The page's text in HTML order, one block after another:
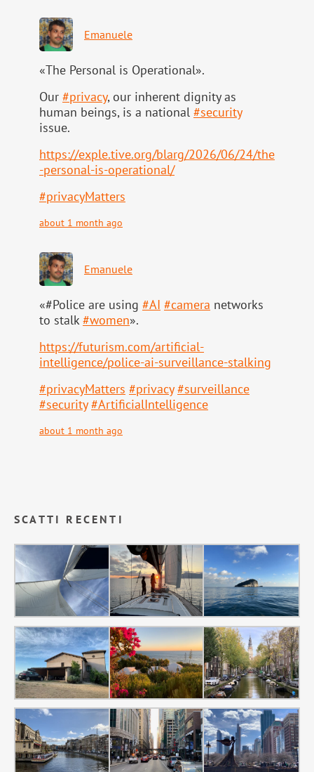
Emanuele
«The Personal is Operational».
Our #privacy, our inherent dignity as
human beings, is a national #security
issue.
https://exple.tive.org/blarg/2026/06/24/the
-personal-is-operational/
#privacyMatters
about 1 month ago
Emanuele
«#Police are using #AI #camera networks
to stalk#women».
https://futurism.com/artificial-
intelligence/police-ai-surveillance-stalking
#privacyMatters #privacy #surveillance
#security #ArtificialIntelligence
about 1 month ago
SCATTI RECENTI